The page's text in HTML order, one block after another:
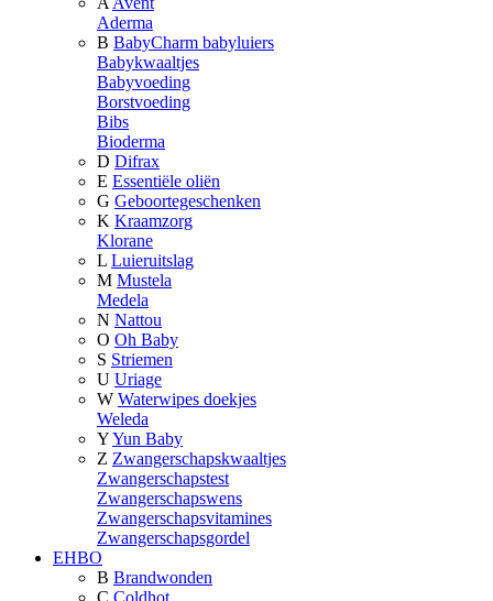
Aderma
B BabyCharm babyluiers
Babykwaaltjes
Babyvoeding
Borstvoeding
Bibs
Bioderma
D Difrax
E Essentiële oliën
G Geboortegeschenken
K Kraamzorg
Klorane
L Luieruitslag
M Mustela
Medela
N Nattou
O Oh Baby
S Striemen
U Uriage
W Waterwipes doekjes
Weleda
YYun Baby
Z Zwangerschapskwaaltjes
Zwangerschapstest
Zwangerschapswens
Zwangerschapsvitamines
Zwangerschapsgordel
EHBO
B Brandwonden